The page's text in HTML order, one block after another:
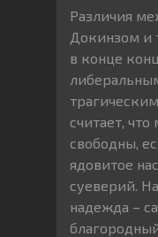
Различия
Докинзом и
в конце
считает,
свободны,
ядовитое
суеверий.
надежда –